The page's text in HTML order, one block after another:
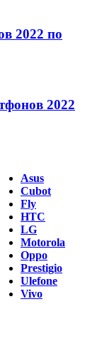
2022 по
2022
Asus
Cubot
Fly
HTC
LG
Motorola
Oppo
Prestigio
Ulefone
Vivo